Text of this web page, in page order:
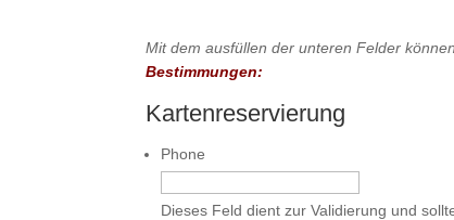
Mit dem ausfüllen der unteren Felder
Bestimmungen:
Kartenreservierung
Phone
Dieses Feld dient zur Validierung und